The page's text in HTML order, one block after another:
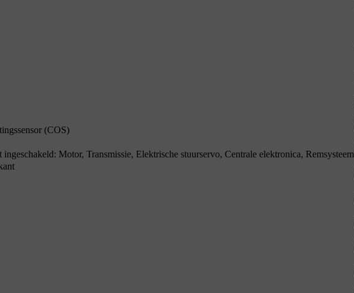
(COS)
Motor, Transmissie, Elektrische stuurservo, Centrale elektronica, Remsysteem